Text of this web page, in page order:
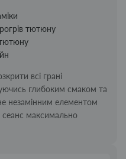
тютюну
тютюну
всі грані
глибоким смаком та
незамінним елементом
максимально